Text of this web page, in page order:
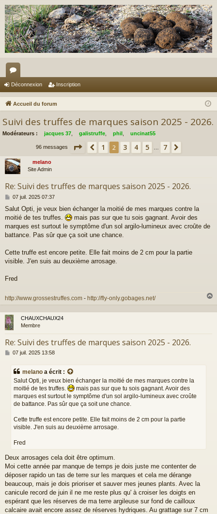
or
u
Déconnexion Inscription
Accueil du forum
Suivi des truffes de marques saison 2025 - 2026.
Modérateurs : jacques 37 galistruffe phil uncinat55
96 messages Page 2 sur
Précédent
1 2 3 4 5 7
melano
Site Admin
Re: Suivi des truffes de marques saison 2025 - 2026.
M
s
s
a
g
07 juil. 2025 07:37
Salut Opti, je veux bien échanger la moitié de mes marques contre la
moitié de tes truffes.
mais pas sur que tu sois gagnant. Avoir des
marques est surtout le symptôme d'un sol argilo-lumineux avec croûte de
battance. Pas sûr que ça soit une chance.
Cette truffe est encore petite. Elle fait moins de 2 cm pour la partie
visible. J'en suis au deuxième arrosage.
Fred
http://www.grossestruffes.com - http://fly-only.gobages.net/
u
CHAUXCHAUX24
Membre
Re: Suivi des truffes de marques saison 2025 - 2026.
M
s
07 juil. 2025 13:58
melano a écrit :
Salut Opti, je veux bien échanger la moitié de mes marques contre la
moitié de tes truffes.
mais pas sur que tu sois gagnant. Avoir des
marques est surtout le symptôme d'un sol argilo-lumineux avec croûte
de battance. Pas sûr que ça soit une chance.
Cette truffe est encore petite. Elle fait moins de 2 cm pour la partie
visible. J'en suis au deuxième arrosage.
Fred
Deux arrosages cela doit être optimum.
Moi cette année par manque de temps je dois juste me contenter de
déposer rapido un tas de terre sur les marques et cela me dérange
beaucoup, mais je dois prioriser et sauver mes jeunes plants. Avec la
canicule record de juin il ne me reste plus qu' à croiser les doigts en
espérant que les réserves de ma terre argileuse sur fond de cailloux
calcaire avait encore assez de réserves hydriques. Au grattage sur 7 cm